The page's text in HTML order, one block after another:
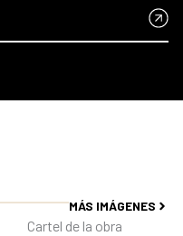
MÁS IMÁGENES
Cartel de la obra